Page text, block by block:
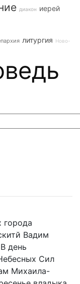
диакон иерей
литургия Ново-
города
Вадим
день
Сил
Михаила-